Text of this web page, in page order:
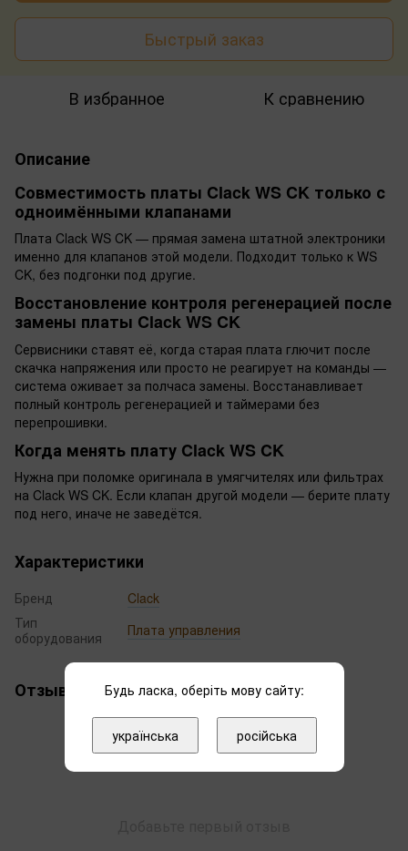
Быстрый заказ
В избранное К сравнению
Описание
Совместимость платы Clack WS CK только с
одноимёнными клапанами
Плата Clack WS CK — прямая замена штатной электроники
именно для клапанов этой модели. Подходит только к WS
CK, без подгонки под другие.
Восстановление контроля регенерацией после
замены платы Clack WS CK
Сервисники ставят её, когда старая плата глючит после
скачка напряжения или просто не реагирует на команды —
система оживает за полчаса замены. Восстанавливает
полный контроль регенерацией и таймерами без
перепрошивки.
Когда менять плату Clack WS CK
Нужна при поломке оригинала в умягчителях или фильтрах
на Clack WS CK. Если клапан другой модели — берите плату
под него, иначе не заведётся.
Характеристики
Бренд
Clack
Тип
оборудования
Плата управления
Отзывы Будь ласка, оберіть мову сайту:
українська російська